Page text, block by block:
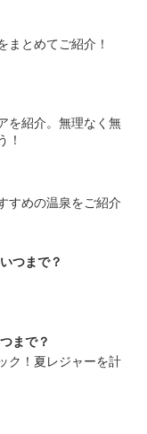
まとめてご紹介！
を紹介。無理なく無
！
すめの温泉をご紹介
つまで？
まで？
ク！夏レジャーを計